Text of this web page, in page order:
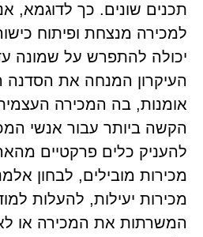
תכנים שונים. כך לדוגמא,
למכירה מנצחת ופיתוח
יכולה להתפרש על שמונה
העיקרון המנחה את הסדנה
אומנות, בה המכירה
הקשה ביותר עבור אנשי
להעניק כלים פרקטיים
מכירות מובילים, לבחון
מכירות יעילות, להעלות
המשרתות את המכירה או